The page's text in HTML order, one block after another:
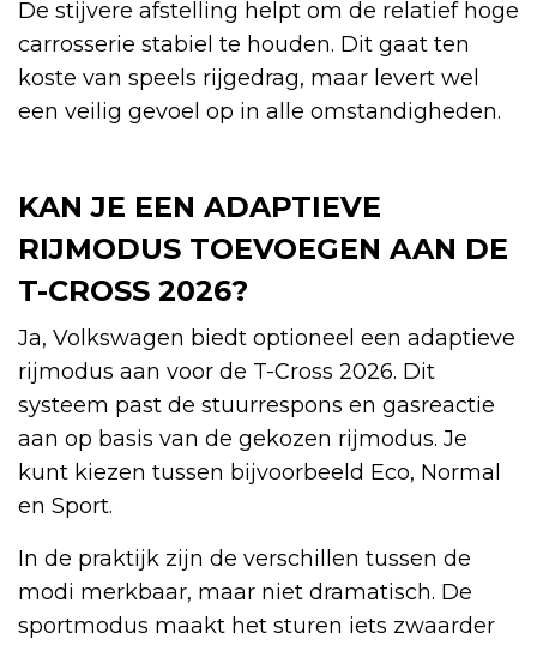
De stijvere afstelling helpt om de relatief hoge
carrosserie stabiel te houden. Dit gaat ten
koste van speels rijgedrag, maar levert wel
een veilig gevoel op in alle omstandigheden.
KAN JE EEN ADAPTIEVE
RIJMODUS TOEVOEGEN AAN DE
T-CROSS 2026?
Ja, Volkswagen biedt optioneel een adaptieve
rijmodus aan voor de T-Cross 2026. Dit
systeem past de stuurrespons en gasreactie
aan op basis van de gekozen rijmodus. Je
kunt kiezen tussen bijvoorbeeld Eco, Normal
en Sport.
In de praktijk zijn de verschillen tussen de
modi merkbaar, maar niet dramatisch. De
sportmodus maakt het sturen iets zwaarder